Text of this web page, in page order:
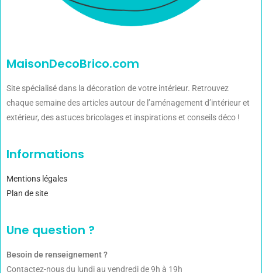
MaisonDecoBrico.com
Site spécialisé dans la décoration de votre intérieur. Retrouvez
chaque semaine des articles autour de l’aménagement d’intérieur et
extérieur, des astuces bricolages et inspirations et conseils déco !
Informations
Mentions légales
Plan de site
Une question ?
Besoin de renseignement ?
Contactez-nous du lundi au vendredi de 9h à 19h